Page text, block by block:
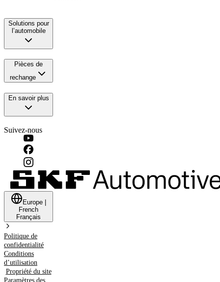
Solutions pour
l’automobile
Pièces de
rechange
En savoir plus
Suivez-nous
Europe
French
Français
Politique de
confidentialité
Conditions
d’utilisation
Propriété du site
Paramètres des